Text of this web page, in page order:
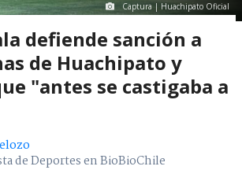
Captura | Huachipato Oficial
defiende sanción a
de Huachipato y
"antes se castigaba a
de Deportes en BioBioChile